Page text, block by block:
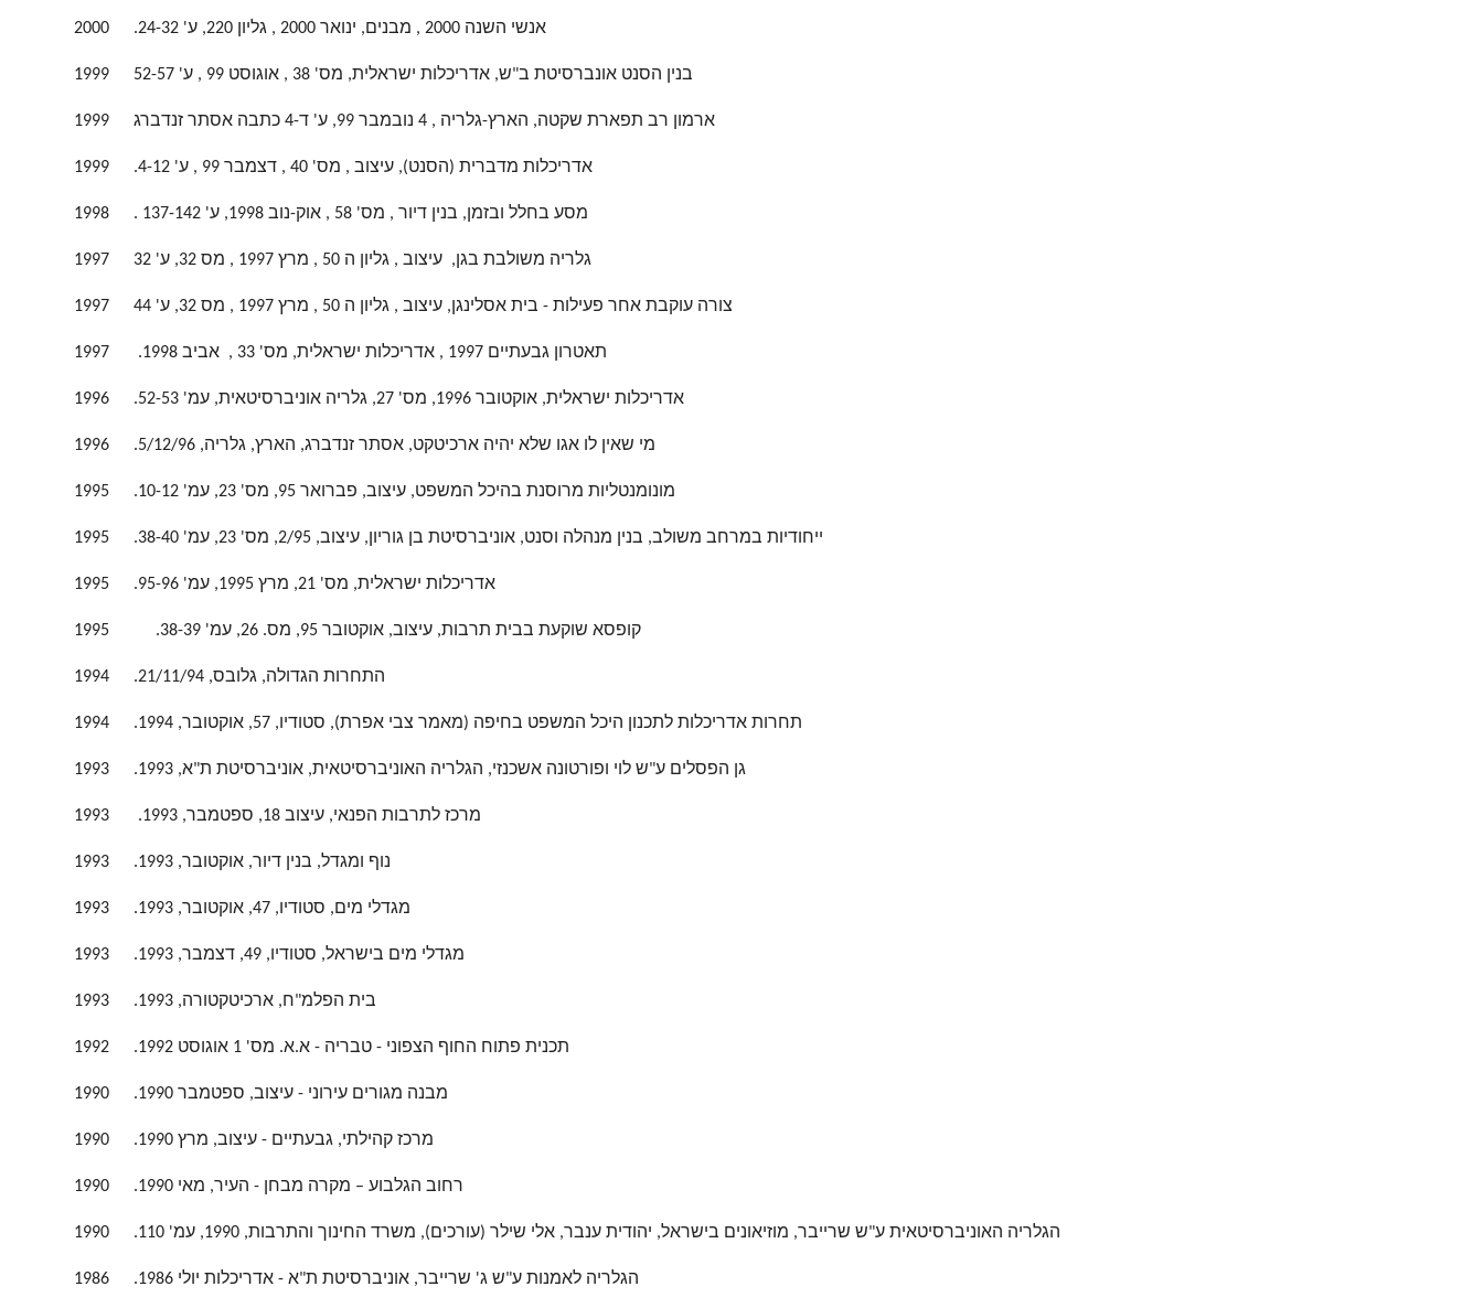
אנשי השנה 2000 , מבנים, ינואר 2000 , גליון 220, ע' 24-32. 2000
בנין הסנט אונברסיטת ב"ש, אדריכלות ישראלית, מס' 38 , אוגוסט 99 , ע' 52-57 1999
ארמון רב תפארת שקטה, הארץ-גלריה , 4 נובמבר 99, ע' ד-4 כתבה אסתר זנדברג 1999
אדריכלות מדברית (הסנט), עיצוב , מס' 40 , דצמבר 99 , ע' 4-12. 1999
מסע בחלל ובזמן, בנין דיור , מס' 58 , אוק-נוב 1998, ע' 137-142 . 1998
גלריה משולבת בגן, עיצוב , גליון ה 50 , מרץ 1997 , מס 32, ע' 32 1997
צורה עוקבת אחר פעילות - בית אסלינגן, עיצוב , גליון ה 50 , מרץ 1997 , מס 32, ע' 44 1997
תאטרון גבעתיים 1997 , אדריכלות ישראלית, מס' 33 , אביב 1998. 1997
אדריכלות ישראלית, אוקטובר 1996, מס' 27, גלריה אוניברסיטאית, עמ' 52-53. 1996
מי שאין לו אגו שלא יהיה ארכיטקט, אסתר זנדברג, הארץ, גלריה, 5/12/96. 1996
מונומנטליות מרוסנת בהיכל המשפט, עיצוב, פברואר 95, מס' 23, עמ' 10-12. 1995
ייחודיות במרחב משולב, בנין מנהלה וסנט, אוניברסיטת בן גוריון, עיצוב, 2/95, מס' 23, עמ' 38-40. 1995
אדריכלות ישראלית, מס' 21, מרץ 1995, עמ' 95-96. 1995
קופסא שוקעת בבית תרבות, עיצוב, אוקטובר 95, מס. 26, עמ' 38-39. 1995
התחרות הגדולה, גלובס, 21/11/94. 1994
תחרות אדריכלות לתכנון היכל המשפט בחיפה (מאמר צבי אפרת), סטודיו, 57, אוקטובר, 1994. 1994
גן הפסלים ע"ש לוי ופורטונה אשכנזי, הגלריה האוניברסיטאית, אוניברסיטת ת"א, 1993. 1993
מרכז לתרבות הפנאי, עיצוב 18, ספטמבר, 1993. 1993
נוף ומגדל, בנין דיור, אוקטובר, 1993. 1993
מגדלי מים, סטודיו, 47, אוקטובר, 1993. 1993
מגדלי מים בישראל, סטודיו, 49, דצמבר, 1993. 1993
בית הפלמ"ח, ארכיטקטורה, 1993. 1993
תכנית פתוח החוף הצפוני - טבריה - א.א. מס' 1 אוגוסט 1992. 1992
מבנה מגורים עירוני - עיצוב, ספטמבר 1990. 1990
מרכז קהילתי, גבעתיים - עיצוב, מרץ 1990. 1990
רחוב הגלבוע – מקרה מבחן - העיר, מאי 1990. 1990
הגלריה האוניברסיטאית ע"ש שרייבר, מוזיאונים בישראל, יהודית ענבר, אלי שילר (עורכים), משרד החינוך והתרבות, 1990, עמ' 110. 1990
הגלריה לאמנות ע"ש ג' שרייבר, אוניברסיטת ת"א - אדריכלות יולי 1986. 1986